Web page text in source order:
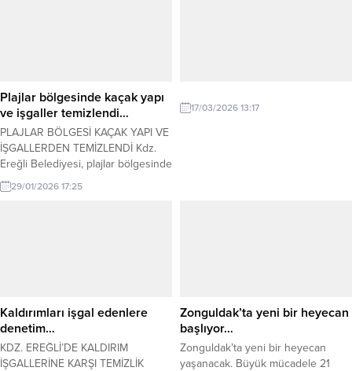
Plajlar bölgesinde kaçak yapı
ve işgaller temizlendi…
PLAJLAR BÖLGESİ KAÇAK YAPI VE
İŞGALLERDEN TEMİZLENDİ Kdz.
Ereğli Belediyesi, plajlar bölgesinde
izinsiz ve kanuna aykırı kaçak yapı
ile işgalleri kaldırdı. Zabıta Müdürü
oluşturulan kaçak yapı ve...
29/01/2026 17:25
17/03/2026 13:17
Kaldırımları işgal edenlere
denetim…
KDZ. EREĞLİ’DE KALDIRIM
İŞGALLERİNE KARŞI TEMİZLİK
Zonguldak’ta yeni bir heyecan
başlıyor…
Zonguldak’ta yeni bir heyecan
yaşanacak. Büyük mücadele 21